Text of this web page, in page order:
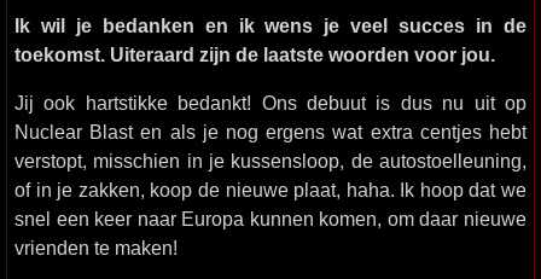
Ik wil je bedanken en ik wens je veel succes in de
toekomst. Uiteraard zijn de laatste woorden voor jou.
Jij ook hartstikke bedankt! Ons debuut is dus nu uit op
Nuclear Blast en als je nog ergens wat extra centjes hebt
verstopt, misschien in je kussensloop, de autostoelleuning,
of in je zakken, koop de nieuwe plaat, haha. Ik hoop dat we
snel een keer naar Europa kunnen komen, om daar nieuwe
vrienden te maken!